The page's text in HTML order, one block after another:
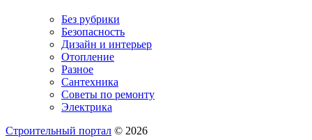
Без рубрики
Безопасность
Дизайн и интерьер
Отопление
Разное
Сантехника
Советы по ремонту
Электрика
Строительный портал © 2026